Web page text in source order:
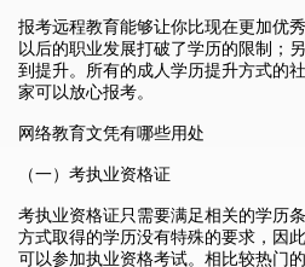
报考远程教育能够让你比现在更加优
以后的职业发展打破了学历的限制；
到提升。所有的成人学历提升方式的
家可以放心报考。
网络教育文凭有哪些用处
（一）考执业资格证
考执业资格证只需要满足相关的学历
方式取得的学历没有特殊的要求，因
可以参加执业资格考试。相比较热门